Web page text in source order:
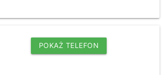
POKAŻ TELEFON